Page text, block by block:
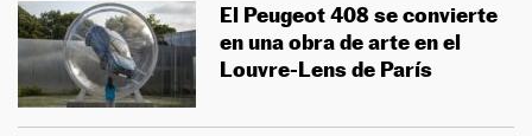
El Peugeot 408 se convierte
en una obra de arte en el
Louvre-Lens de París